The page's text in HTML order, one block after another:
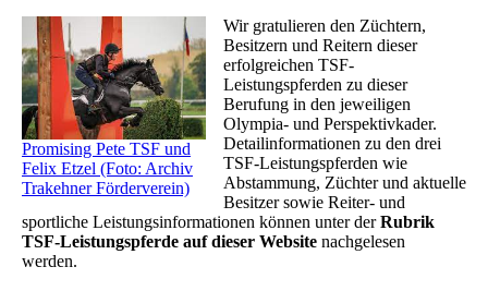
Promising Pete TSF und
Felix Etzel (Foto: Archiv
Trakehner Förderverein)
Wir gratulieren den Züchtern,
Besitzern und Reitern dieser
erfolgreichen TSF-
Leistungspferden zu dieser
Berufung in den jeweiligen
Olympia- und Perspektivkader.
Detailinformationen zu den drei
TSF-Leistungspferden wie
Abstammung, Züchter und aktuelle
Besitzer sowie Reiter- und
sportliche Leistungsinformationen können unter derRubrik
TSF-Leistungspferde auf dieser Website nachgelesen
werden.